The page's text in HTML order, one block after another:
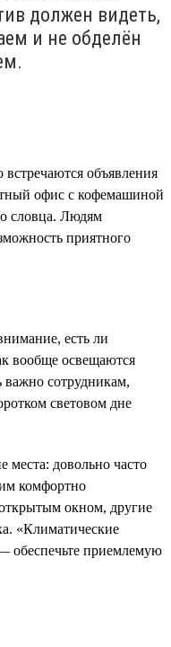
должен видеть,
и не обделён
объявления
офис с кофемашиной
словца. Людям
приятного
есть ли
вообще освещаются
важно сотрудникам,
световом дне
места: довольно часто
комфортно
окном, другие
«Климатические
обеспечьте приемлемую